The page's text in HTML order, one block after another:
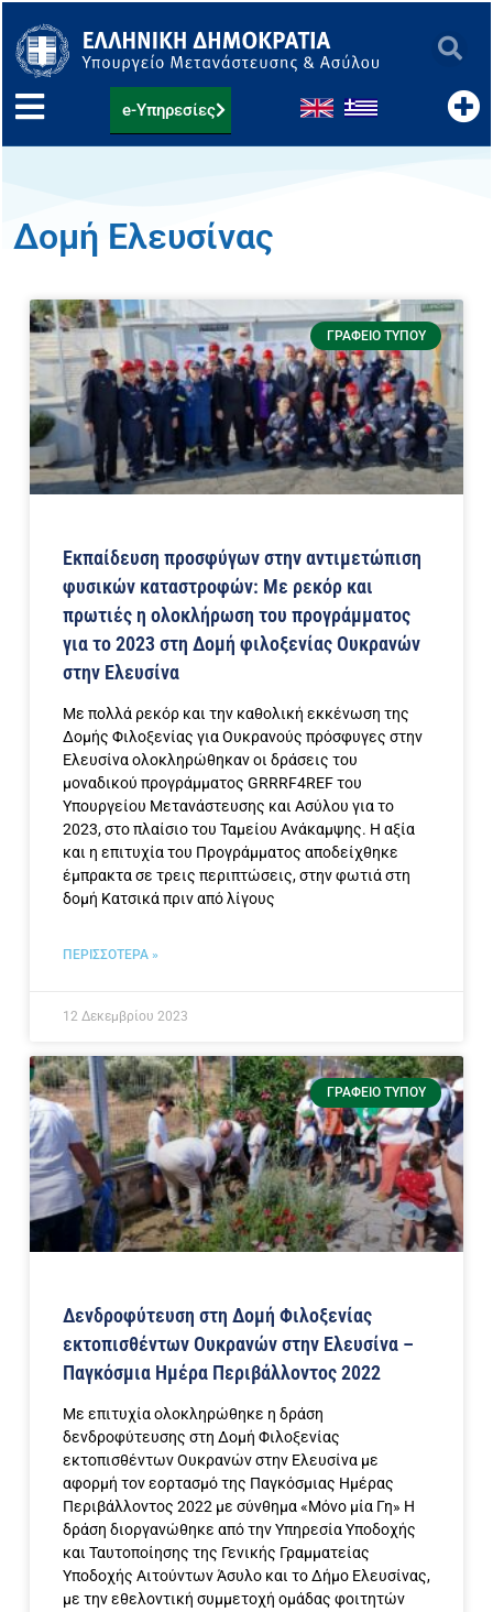
στο
περιεχόμενο
e-Υπηρεσίες
Δομή Ελευσίνας
ΓΡΑΦΕΊΟ ΤΎΠΟΥ
Εκπαίδευση προσφύγων στην αντιμετώπιση
φυσικών καταστροφών: Με ρεκόρ και
πρωτιές η ολοκλήρωση του προγράμματος
για το 2023 στη Δομή φιλοξενίας Ουκρανών
στην Ελευσίνα
Με πολλά ρεκόρ και την καθολική εκκένωση της
Δομής Φιλοξενίας για Ουκρανούς πρόσφυγες στην
Ελευσίνα ολοκληρώθηκαν οι δράσεις του
μοναδικού προγράμματος GRRRF4REF του
Υπουργείου Μετανάστευσης και Ασύλου για το
2023, στο πλαίσιο του Ταμείου Ανάκαμψης. Η αξία
και η επιτυχία του Προγράμματος αποδείχθηκε
έμπρακτα σε τρεις περιπτώσεις, στην φωτιά στη
δομή Κατσικά πριν από λίγους
ΠΕΡΙΣΣΟΤΕΡΑ »
12 Δεκεμβρίου 2023
ΓΡΑΦΕΊΟ ΤΎΠΟΥ
Δενδροφύτευση στη Δομή Φιλοξενίας
εκτοπισθέντων Ουκρανών στην Ελευσίνα –
Παγκόσμια Ημέρα Περιβάλλοντος 2022
Με επιτυχία ολοκληρώθηκε η δράση
δενδροφύτευσης στη Δομή Φιλοξενίας
εκτοπισθέντων Ουκρανών στην Ελευσίνα με
αφορμή τον εορτασμό της Παγκόσμιας Ημέρας
Περιβάλλοντος 2022 με σύνθημα «Μόνο μία Γη» Η
δράση διοργανώθηκε από την Υπηρεσία Υποδοχής
και Ταυτοποίησης της Γενικής Γραμματείας
Υποδοχής Αιτούντων Άσυλο και το Δήμο Ελευσίνας,
με την εθελοντική συμμετοχή ομάδας φοιτητών